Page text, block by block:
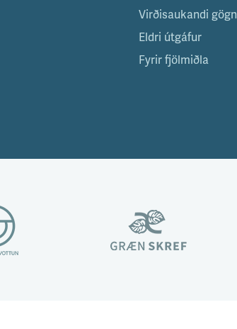
Virðisaukandi gögn
Eldri útgáfur
Fyrir fjölmiðla